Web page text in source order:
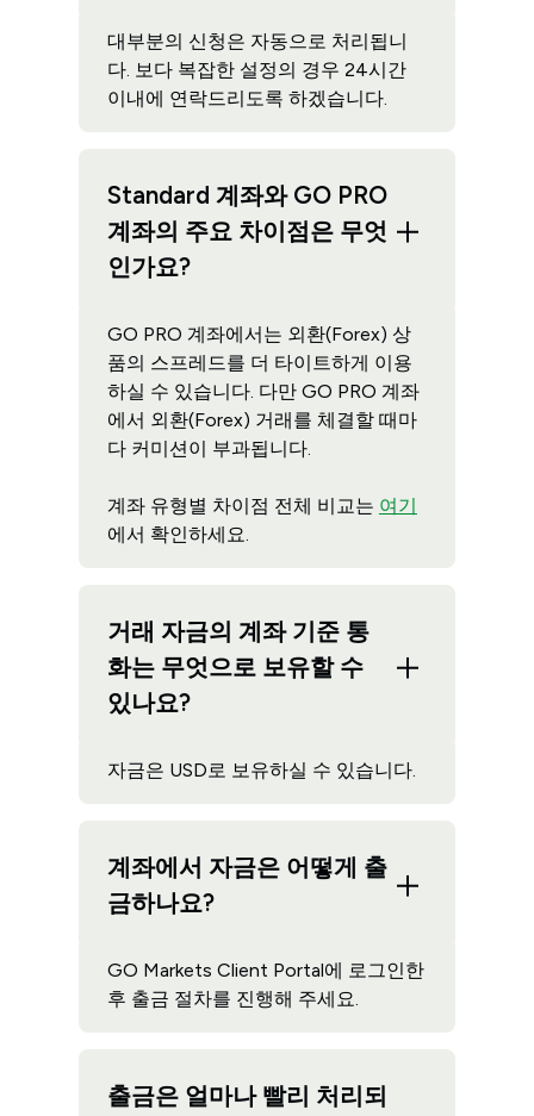
대부분의 신청은 자동으로 처리됩니
다. 보다 복잡한 설정의 경우 24시간
이내에 연락드리도록 하겠습니다.
Standard 계좌와 GO PRO
계좌의 주요 차이점은 무엇
인가요?
GO PRO 계좌에서는 외환(Forex) 상
품의 스프레드를 더 타이트하게 이용
하실 수 있습니다. 다만 GO PRO 계좌
에서 외환(Forex) 거래를 체결할 때마
다 커미션이 부과됩니다.
계좌 유형별 차이점 전체 비교는 여기
에서 확인하세요.
거래 자금의 계좌 기준 통
화는 무엇으로 보유할 수
있나요?
자금은 USD로 보유하실 수 있습니다.
계좌에서 자금은 어떻게 출
금하나요?
GO Markets Client Portal에 로그인한
후 출금 절차를 진행해 주세요.
출금은 얼마나 빨리 처리되